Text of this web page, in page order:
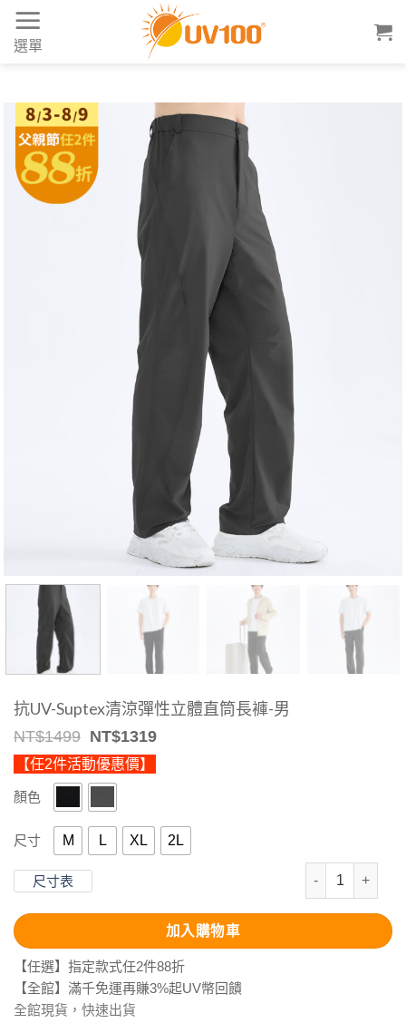
Skip
content
選單
抗UV-Suptex清涼彈性立體直筒長褲-男
NT$1499 Original
price
was:
NT$1499.
NT$1319Current
【任2件活動優惠價】
顏色
尺寸 M L XL 2L
尺寸表
抗UV-Suptex
加入購物車
【任選】指定款式任2件88折
【全館】滿千免運再賺3%起UV幣回饋
全館現貨，快速出貨